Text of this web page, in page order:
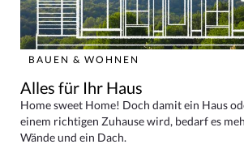
BAUEN & WOHNEN
Alles für Ihr Haus
Home sweet Home! Doch damit ein Haus
einem richtigen Zuhause wird, bedarf es
Wände und ein Dach.